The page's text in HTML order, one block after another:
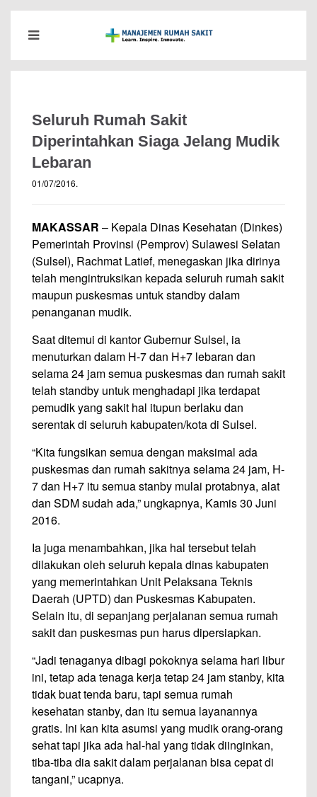
Seluruh Rumah Sakit
Diperintahkan Siaga Jelang Mudik
Lebaran
01/07/2016.
MAKASSAR – Kepala Dinas Kesehatan (Dinkes)
Pemerintah Provinsi (Pemprov) Sulawesi Selatan
(Sulsel), Rachmat Latief, menegaskan jika dirinya
telah mengintruksikan kepada seluruh rumah sakit
maupun puskesmas untuk standby dalam
penanganan mudik.
Saat ditemui di kantor Gubernur Sulsel, ia
menuturkan dalam H-7 dan H+7 lebaran dan
selama 24 jam semua puskesmas dan rumah sakit
telah standby untuk menghadapi jika terdapat
pemudik yang sakit hal itupun berlaku dan
serentak di seluruh kabupaten/kota di Sulsel.
“Kita fungsikan semua dengan maksimal ada
puskesmas dan rumah sakitnya selama 24 jam, H-
7 dan H+7 itu semua stanby mulai protabnya, alat
dan SDM sudah ada,” ungkapnya, Kamis 30 Juni
2016.
Ia juga menambahkan, jika hal tersebut telah
dilakukan oleh seluruh kepala dinas kabupaten
yang memerintahkan Unit Pelaksana Teknis
Daerah (UPTD) dan Puskesmas Kabupaten.
Selain itu, di sepanjang perjalanan semua rumah
sakit dan puskesmas pun harus dipersiapkan.
“Jadi tenaganya dibagi pokoknya selama hari libur
ini, tetap ada tenaga kerja tetap 24 jam stanby, ‎kita
tidak buat tenda baru, tapi semua rumah
kesehatan stanby, dan itu semua layanannya
gratis. Ini kan kita asumsi yang mudik orang-orang
sehat tapi jika ada hal-hal yang tidak diinginkan,
tiba-tiba dia sakit dalam perjalanan bisa cepat di
tangani,” ucapnya.